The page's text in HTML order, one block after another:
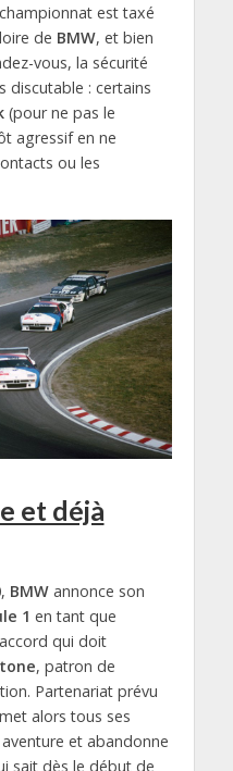
est taxé
de BMW, et bien
vous, la sécurité
discutable : certains
(pour ne pas le
agressif en ne
ou les
et déjà
BMWannonce son
1 en tant que
qui doit
, patron de
Partenariat prévu
alors tous ses
et abandonne
sait dès le début de